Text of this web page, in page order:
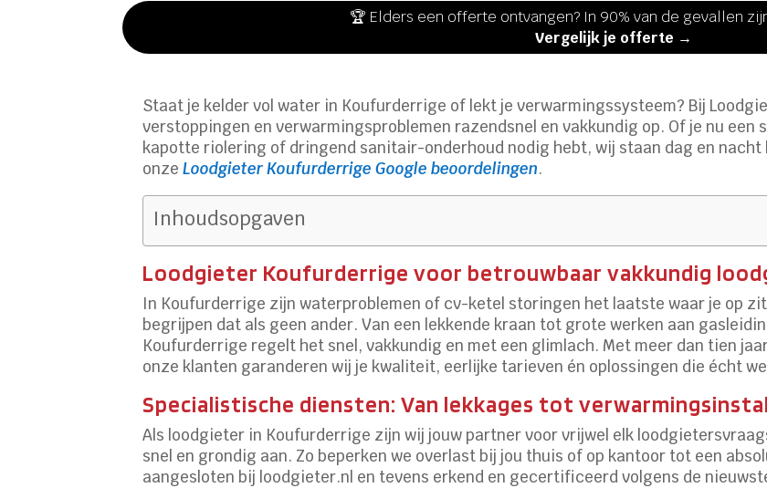
🏆 Elders een offerte ontvangen? In 90% van de gevallen
Vergelijk je offerte →
Staat je kelder vol water in Koufurderrige of lekt je verwarmingssysteem? Bij
verstoppingen en verwarmingsproblemen razendsnel en vakkundig op. Of je nu
kapotte riolering of dringend sanitair-onderhoud nodig hebt, wij staan dag en nacht
onzeLoodgieter Koufurderrige Google beoordelingen.
Inhoudsopgaven
Loodgieter Koufurderrige voor betrouwbaar vakkundig
In Koufurderrige zijn waterproblemen of cv-ketel storingen het laatste waar je op
begrijpen dat als geen ander. Van een lekkende kraan tot grote werken aan
Koufurderrige regelt het snel, vakkundig en met een glimlach. Met meer dan tien
onze klanten garanderen wij je kwaliteit, eerlijke tarieven én oplossingen die écht
Specialistische diensten: Van lekkages tot
Als loodgieter in Koufurderrige zijn wij jouw partner voor vrijwel elk
snel en grondig aan. Zo beperken we overlast bij jou thuis of op kantoor tot een
aangesloten bij loodgieter.nl en tevens erkend en gecertificeerd volgens de